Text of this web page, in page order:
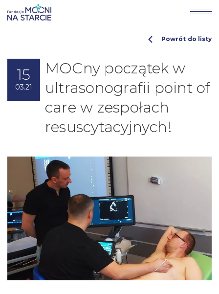
15
03.21
MOCny początek w
ultrasonografii point of
care w zespołach
resuscytacyjnych!
Powrót do listy